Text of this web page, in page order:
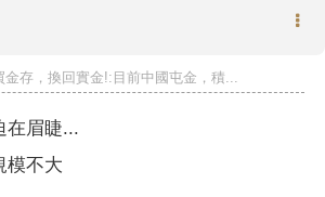
金存，換回實金!:目前中國屯金，積...
在眉睫...
模不大